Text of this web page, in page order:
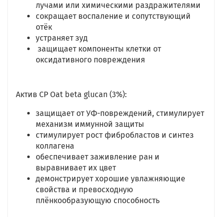
лучами или химическими раздражителями
сокращает воспаление и сопутствующий
отёк
устраняет зуд
защищает компоненты клетки от
оксидативного повреждения
Актив CP Oat beta glucan (3%):
защищает от УФ-повреждений, стимулирует
механизм иммунной защиты
стимулирует рост фибробластов и синтез
коллагена
обеспечивает заживление ран и
выравнивает их цвет
демонстрирует хорошие увлажняющие
свойства и превосходную
плёнкообразующую способность